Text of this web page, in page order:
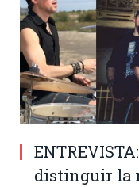
distinguir la